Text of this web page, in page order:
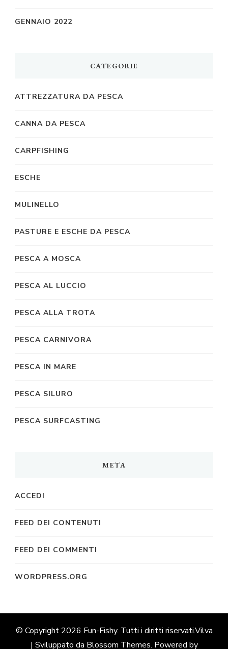
GENNAIO 2022
CATEGORIE
ATTREZZATURA DA PESCA
CANNA DA PESCA
CARPFISHING
ESCHE
MULINELLO
PASTURE E ESCHE DA PESCA
PESCA A MOSCA
PESCA AL LUCCIO
PESCA ALLA TROTA
PESCA CARNIVORA
PESCA IN MARE
PESCA SILURO
PESCA SURFCASTING
META
ACCEDI
FEED DEI CONTENUTI
FEED DEI COMMENTI
WORDPRESS.ORG
© Copyright 2026 Fun-Fishy. Tutti i diritti riservati.Vilva
| Sviluppato da Blossom Themes. Powered by